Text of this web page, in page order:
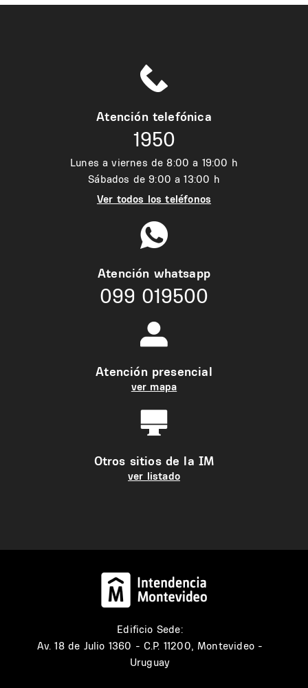
Atención telefónica
1950
Lunes a viernes de 8:00 a 19:00 h
Sábados de 9:00 a 13:00 h
Ver todos los teléfonos
Atención whatsapp
099 019500
Atención presencial
ver mapa
Otros sitios de la IM
ver listado
Edificio Sede:
Av. 18 de Julio 1360 - C.P. 11200, Montevideo -
Uruguay